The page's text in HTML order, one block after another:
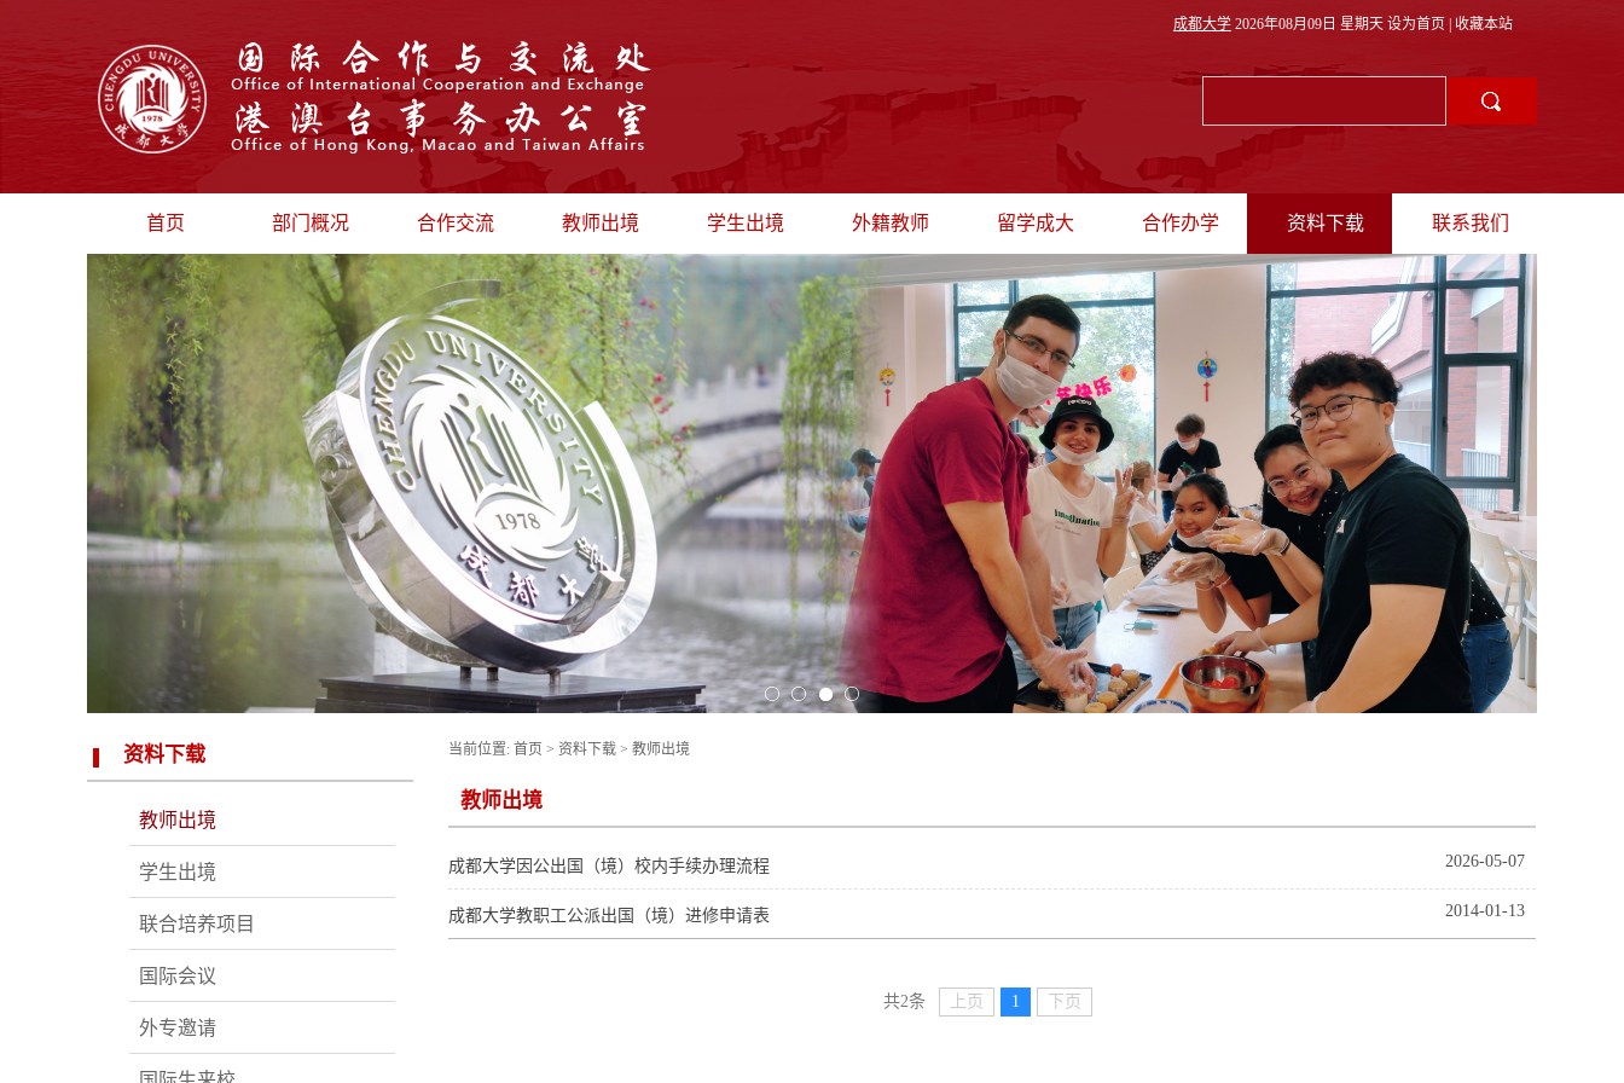
成都大学 2026年08月09日 星期天 设为首页 收藏本站
首页 部门概况
部门介绍
部门领导
机构设置
合作交流
校际交流
汉语国际推广
教师出境
出国公示
最新动态
短期访问
出境研修
学生出境
最新动态
出境学习
海外实习
外籍教师
招聘信息
政策法规
办证流程
日常管理
外教风采
留学成大
留学生风采
招生信息
合作办学
招生动态
中外合作办学
海外联合培养
资料下载
教师出境
学生出境
联合培养项目
国际会议
外专邀请
国际生来校
联系我们
联系方式
资料下载
教师出境
学生出境
联合培养项目
国际会议
外专邀请
当前位置: 首页 > 资料下载 > 教师出境
教师出境
成都大学因公出国（境）校内手续办理流程 2026-05-07
成都大学教职工公派出国（境）进修申请表 2014-01-13
共2条 上页 1 下页